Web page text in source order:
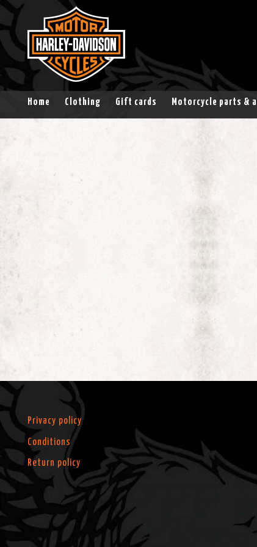
Home Clothing Gift cards Motorcycle parts &
Privacy policy
Conditions
Return policy